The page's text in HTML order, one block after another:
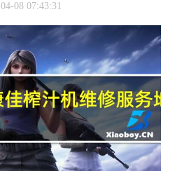
08 07:43:31